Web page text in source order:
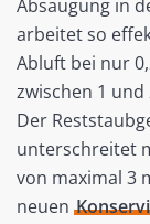
Absaugung in
arbeitet so
Abluft bei nur
zwischen 1 und
Der
unterschreitet
von maximal 3
neuen